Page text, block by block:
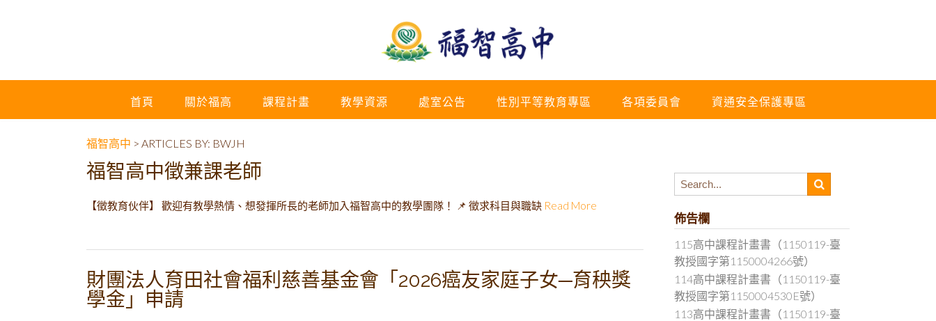
首頁 關於福高 課程計畫 教學資源 處室公告 性別平等教育專區 各項委員會 資通安全保護專區
福智高中 > ARTICLES BY: BWJH
福智高中徵兼課老師
【徵教育伙伴】 歡迎有教學熱情、想發揮所長的老師加入福智高中的教學團隊！ 📌 徵求科目與職缺 Read More
財團法人育田社會福利慈善基金會「2026癌友家庭子女─育秧獎
學金」申請
佈告欄
115高中課程計畫書（1150119-臺
教授國字第1150004266號）
114高中課程計畫書（1150119-臺
教授國字第1150004530E號）
113高中課程計畫書（1150119-臺